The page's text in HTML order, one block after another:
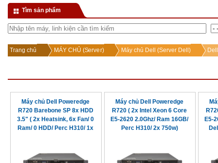
Tìm sản phẩm
Trang chủ MÁY CHỦ (Server) Máy chủ Dell (Server Dell)
Máy chủ Dell Poweredge
R720 Barebone SP 8x HDD
3.5" ( 2x Heatsink, 6x Fan/ 0
Ram/ 0 HDD/ Perc H310/ 1x
Máy chủ Dell Poweredge
R720 ( 2x Intel Xeon 6 Core
E5-2620 2.0Ghz/ Ram 16GB/
Perc H310/ 2x 750w)
E5-